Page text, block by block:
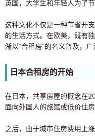
英国，大学生和年轻人为了
这种文化不仅是一种节省开
的生活方式。在欧美，既有
渐以“合租房”的名义普及，
日本合租房的开始
在日本，共享房屋的概念在
面向外国人的旅馆或低价住房
之后，由于城市住房费用上